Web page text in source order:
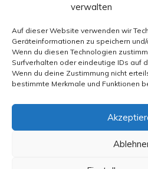
verwalten
Auf dieser Website verwenden wir
Geräteinformationen zu speichern
Wenn du diesen Technologien
Surfverhalten oder eindeutige IDs auf
Wenn du deine Zustimmung nicht
bestimmte Merkmale und Funktionen
Instagram